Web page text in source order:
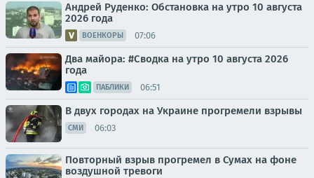
Андрей Руденко: Обстановка на утро 10 августа
2026 года
ВОЕНКОРЫ 07:06
Два майора: #Сводка на утро 10 августа 2026
года
ПАБЛИКИ 06:51
В двух городах на Украине прогремели взрывы
СМИ 06:03
Повторный взрыв прогремел в Сумах на фоне
воздушной тревоги